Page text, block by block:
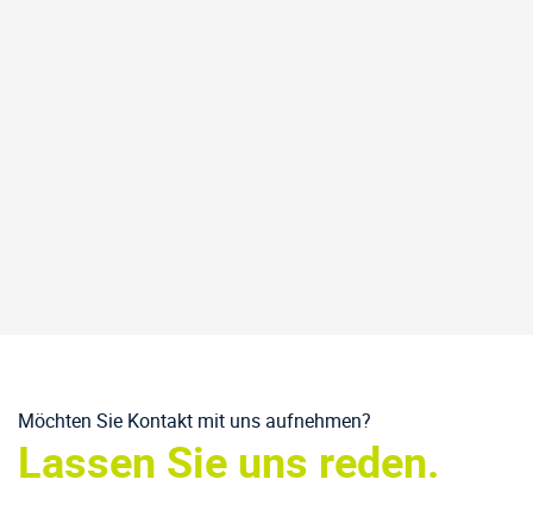
Möchten Sie Kontakt mit uns aufnehmen?
Lassen Sie uns reden.